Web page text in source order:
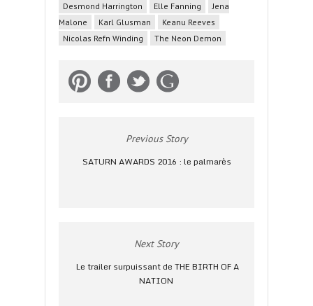
Desmond Harrington
Elle Fanning
Jena
Malone
Karl Glusman
Keanu Reeves
Nicolas Refn Winding
The Neon Demon
Previous Story
SATURN AWARDS 2016 : le palmarès
Next Story
Le trailer surpuissant de THE BIRTH OF A
NATION